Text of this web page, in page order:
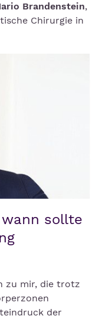
Brandenstein,
Chirurgie in
sollte
zu mir, die trotz
der